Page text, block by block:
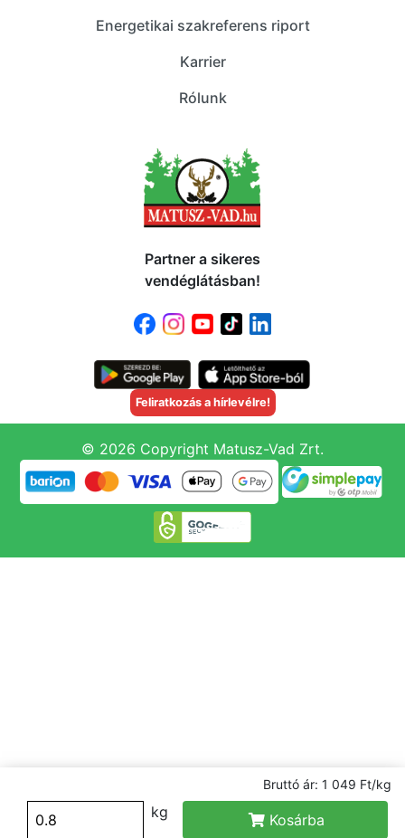
Bruttó ár: 1 049 Ft/kg
kg Kosárba
Energetikai szakreferens riport
Karrier
Rólunk
Partner a sikeres
vendéglátásban!
Feliratkozás a hírlevélre!
© 2026 Copyright Matusz-Vad Zrt.